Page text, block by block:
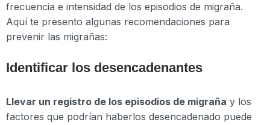
frecuencia e intensidad de los episodios de migraña.
Aquí te presento algunas recomendaciones para
prevenir las migrañas:
Identificar los desencadenantes
Llevar un registro de los episodios de migraña y los
factores que podrían haberlos desencadenado puede